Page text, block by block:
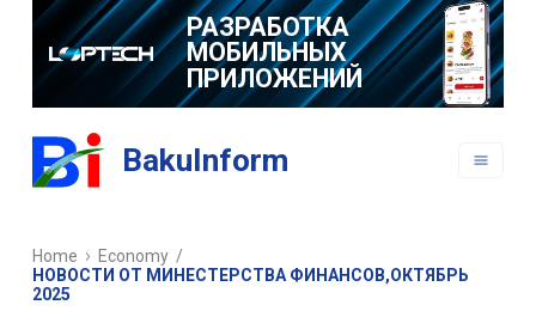
РАЗРАБОТКА
МОБИЛЬНЫХ
ПРИЛОЖЕНИЙ
BakuInform
Home Economy /
НОВОСТИ ОТ МИНЕСТЕРСТВА ФИНАНСОВ,ОКТЯБРЬ
2025